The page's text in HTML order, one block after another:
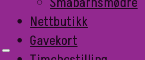
Nettbutikk
Gavekort